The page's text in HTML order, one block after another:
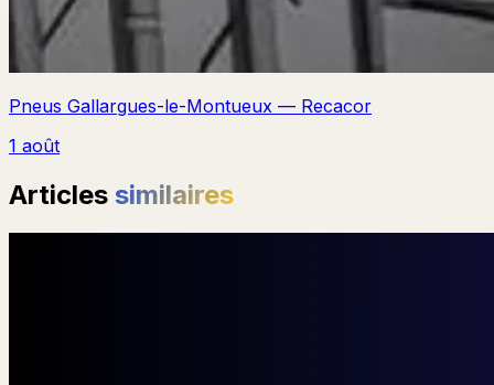
Pneus Gallargues-le-Montueux — Recacor
1 août
Articles similaires